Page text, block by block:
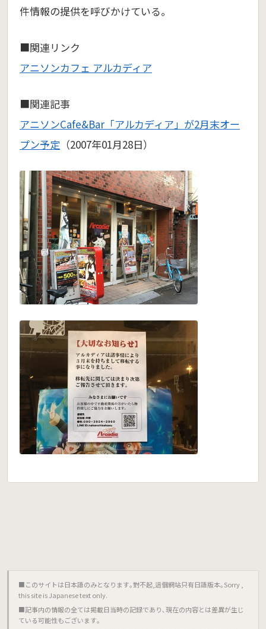
件情報の提供を呼びかけている。
■関連リンク
アニソンカフェ アルカディア
■関連記事
アニソンCafe&Bar「アルカディア」が2月末オー
プン予定 （2007年01月28日）
■このサイトは日本語のみとなります｡對不起,這個網站只有日語版本｡Sorry ,
this site is Japanese text only.
■記事内の情報の全ては掲載日当時の記録であり､現在の内容とは差異が生じ
ている可能性もございます｡